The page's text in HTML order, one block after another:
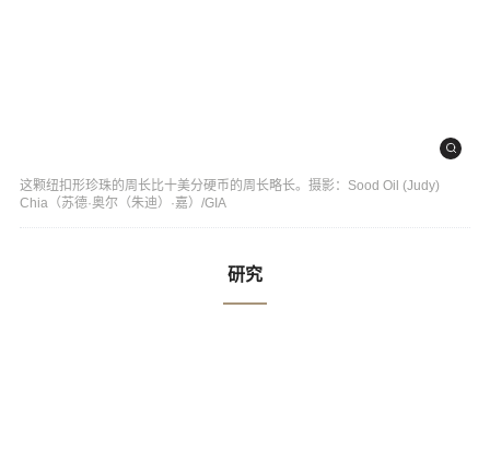
这颗纽扣形珍珠的周长比十美分硬币的周长略长。摄影：Sood Oil (Judy)
Chia（苏德·奥尔（朱迪）·嘉）/GIA
研究